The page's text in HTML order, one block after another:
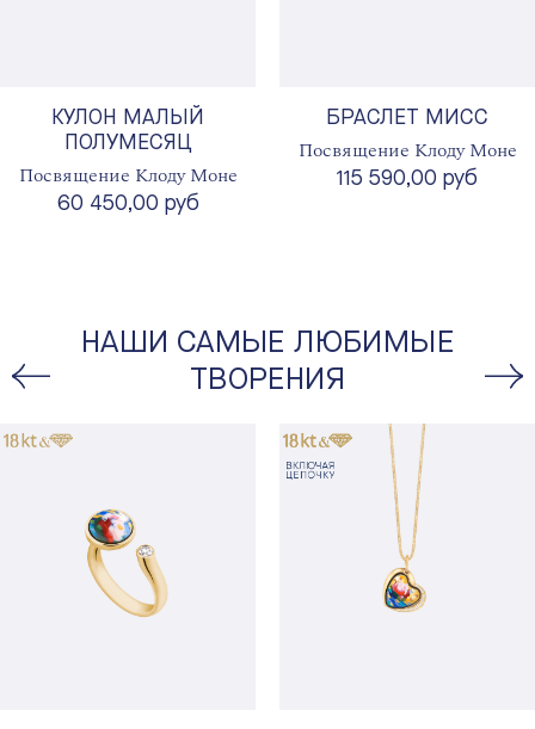
КУЛОН МАЛЫЙ
ПОЛУМЕСЯЦ
Посвящение Клоду Моне
60 450,00 руб
БРАСЛЕТ МИСС
Посвящение Клоду Моне
115 590,00 руб
НАШИ САМЫЕ ЛЮБИМЫЕ
ТВОРЕНИЯ